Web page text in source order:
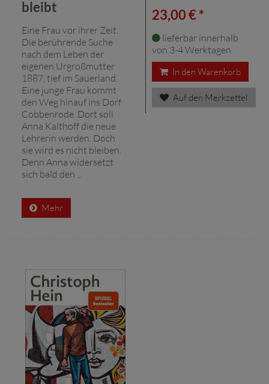
bleibt
Eine Frau vor ihrer Zeit.
Die berührende Suche
nach dem Leben der
eigenen Urgroßmutter
1887, tief im Sauerland.
Eine junge Frau kommt
den Weg hinauf ins Dorf
Cobbenrode. Dort soll
Anna Kalthoff die neue
Lehrerin werden. Doch
sie wird es nicht bleiben.
Denn Anna widersetzt
sich bald den ...
Mehr
23,00 € *
lieferbar innerhalb
von 3-4 Werktagen
In den Warenkorb
Auf den Merkzettel